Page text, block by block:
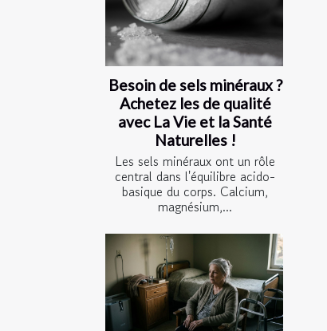
Besoin de sels minéraux ?
Achetez les de qualité
avec La Vie et la Santé
Naturelles !
Les sels minéraux ont un rôle
central dans l'équilibre acido-
basique du corps. Calcium,
magnésium,...